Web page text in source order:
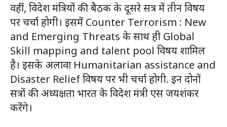
वहीं, विदेश मंत्रियों की बैठक के दूसरे सत्र में तीन विषय
पर चर्चा होगी। इसमें Counter Terrorism : New
and Emerging Threats के साथ ही Global
Skill mapping and talent pool विषय शामिल
है। इसके अलावा Humanitarian assistance and
Disaster Relief विषय पर भी चर्चा होगी. इन दोनों
सत्रों की अध्यक्षता भारत के विदेश मंत्री एस जयशंकर
करेंगे।